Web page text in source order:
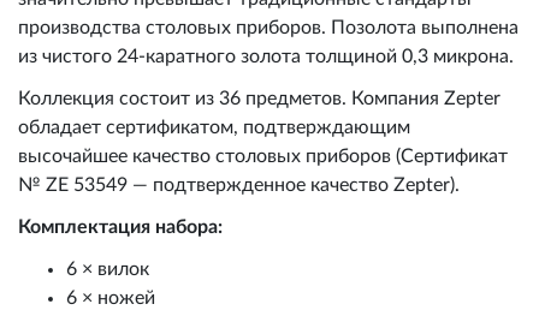
производства столовых приборов. Позолота выполнена
из чистого 24-каратного золота толщиной 0,3 микрона.
Коллекция состоит из 36 предметов. Компания Zepter
обладает сертификатом, подтверждающим
высочайшее качество столовых приборов (Сертификат
№ ZE 53549 — подтвержденное качество Zepter).
Комплектация набора:
6 × вилок
6 × ножей